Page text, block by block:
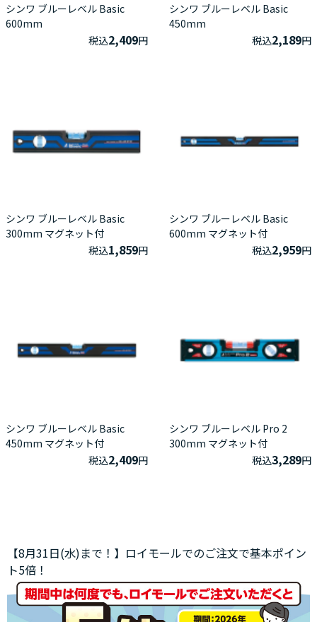
シンワ ブルーレベル Basic
600mm
税込2,409円
シンワ ブルーレベル Basic
450mm
税込2,189円
シンワ ブルーレベル Basic
300mm マグネット付
税込1,859円
シンワ ブルーレベル Basic
600mm マグネット付
税込2,959円
シンワ ブルーレベル Basic
450mm マグネット付
税込2,409円
シンワ ブルーレベル Pro 2
300mm マグネット付
税込3,289円
【8月31日(水)まで！】ロイモールでのご注文で基本ポイン
ト5倍！